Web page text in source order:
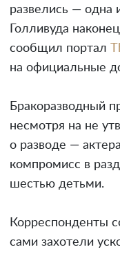
развелись — одна
Голливуда
сообщил портал
на официальные
Бракоразводный
несмотря на не
о разводе —
компромисс в
шестью детьми.
Корреспонденты
сами захотели